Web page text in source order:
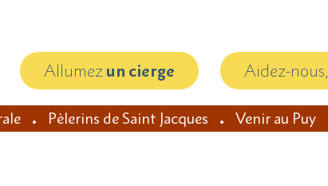
Allumezun cierge Aidez-nous,
Pèlerins de Saint Jacques Venir au Puy